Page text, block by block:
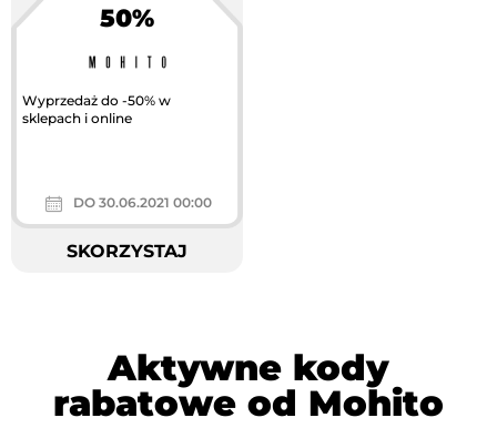
50%
Wyprzedaż do -50% w
sklepach i online
DO 30.06.2021 00:00
SKORZYSTAJ
Aktywne kody
rabatowe od Mohito